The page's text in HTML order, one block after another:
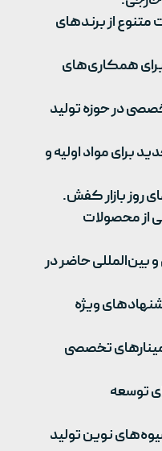
از برندهای
همکاری‌های
در حوزه تولید
برای مواد اولیه و
روز بازار کفش.
از محصولات
بین‌المللی حاضر در
ویژه
تخصصی
توسعه
نوین تولید